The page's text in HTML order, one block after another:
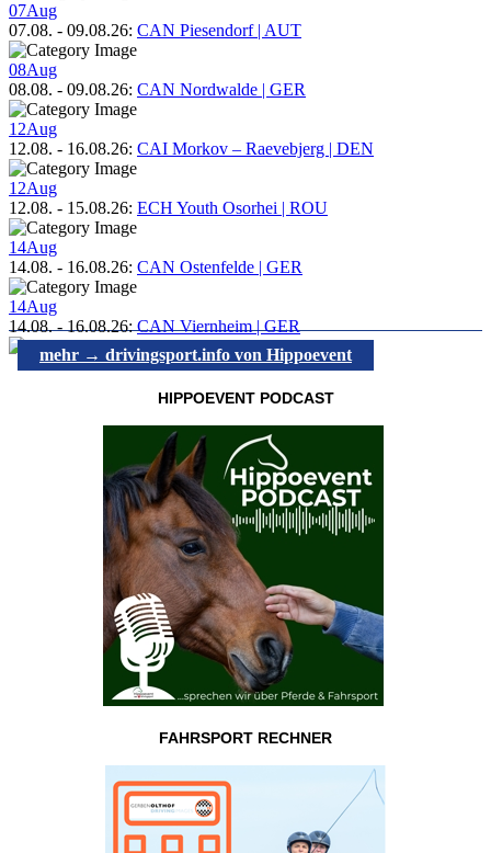
07Aug
07.08. - 09.08.26: CAN Piesendorf | AUT
08Aug
08.08. - 09.08.26: CAN Nordwalde | GER
12Aug
12.08. - 16.08.26: CAI Morkov – Raevebjerg | DEN
12Aug
12.08. - 15.08.26: ECH Youth Osorhei | ROU
14Aug
14.08. - 16.08.26: CAN Ostenfelde | GER
14Aug
14.08.-16.08.26:CAN Viernheim | GER
mehr → drivingsport.info von Hippoevent
HIPPOEVENT PODCAST
FAHRSPORT RECHNER